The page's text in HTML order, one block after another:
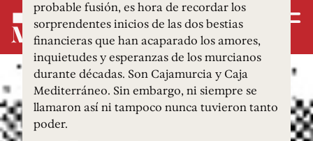
probable fusión, es hora de recordar los
sorprendentes inicios de las dos bestias
financieras que han acaparado los amores,
inquietudes y esperanzas de los murcianos
durante décadas. Son Cajamurcia y Caja
Mediterráneo. Sin embargo, ni siempre se
llamaron así ni tampoco nunca tuvieron tanto
poder.